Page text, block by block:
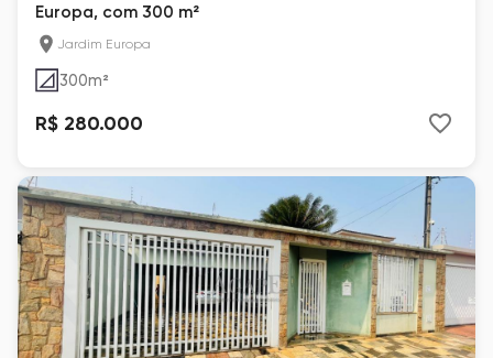
Europa, com 300 m²
Jardim Europa
300m²
R$ 280.000